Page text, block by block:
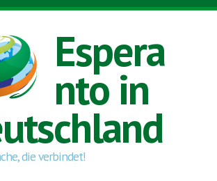
Espera
nto in
die verbindet!